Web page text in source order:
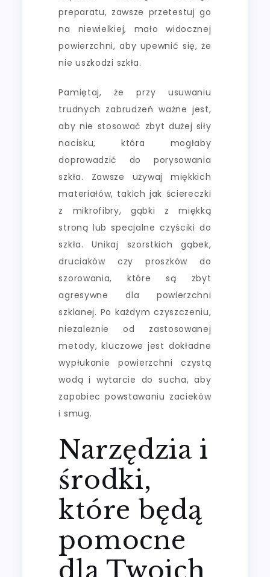
preparatu, zawsze przetestuj go
na niewielkiej, mało widocznej
powierzchni, aby upewnić się, że
nie uszkodzi szkła.
Pamiętaj, że przy usuwaniu
trudnych zabrudzeń ważne jest,
aby nie stosować zbyt dużej siły
nacisku, która mogłaby
doprowadzić do porysowania
szkła. Zawsze używaj miękkich
materiałów, takich jak ściereczki
z mikrofibry, gąbki z miękką
stroną lub specjalne czyściki do
szkła. Unikaj szorstkich gąbek,
druciaków czy proszków do
szorowania, które są zbyt
agresywne dla powierzchni
szklanej. Po każdym czyszczeniu,
niezależnie od zastosowanej
metody, kluczowe jest dokładne
wypłukanie powierzchni czystą
wodą i wytarcie do sucha, aby
zapobiec powstawaniu zacieków
i smug.
Narzędzia i
środki,
które będą
pomocne
dla Twoich